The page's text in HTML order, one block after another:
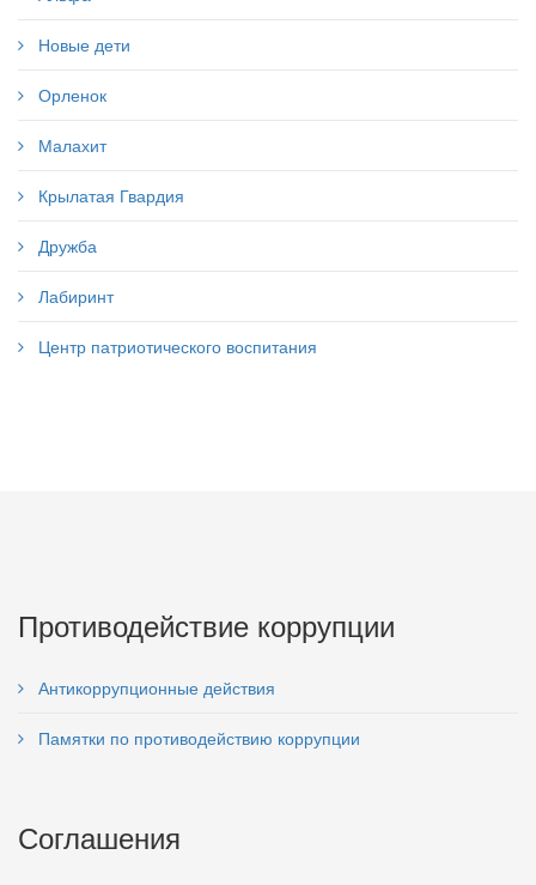
Новые дети
Орленок
Малахит
Крылатая Гвардия
Дружба
Лабиринт
Центр патриотического воспитания
Противодействие коррупции
Антикоррупционные действия
Памятки по противодействию коррупции
Соглашения